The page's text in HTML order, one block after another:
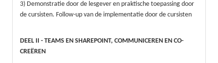
3) Demonstratie door de lesgever en praktische toepassing door
de cursisten. Follow-up van de implementatie door de cursisten
DEEL II - TEAMS EN SHAREPOINT, COMMUNICEREN EN CO-
CREËREN